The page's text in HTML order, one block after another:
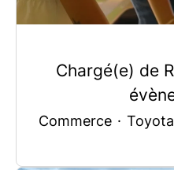
Chargé(e) de
Commerce ·